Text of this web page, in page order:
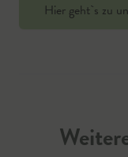
Hier geht`s zu